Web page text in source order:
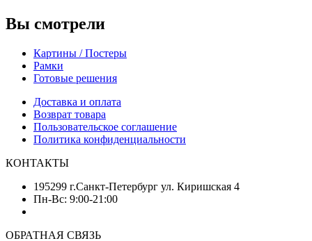
Вы смотрели
Картины / Постеры
Рамки
Готовые решения
Доставка и оплата
Возврат товара
Пользовательское соглашение
Политика конфиденциальности
КОНТАКТЫ
195299 г.Санкт-Петербург ул. Киришская 4
Пн-Вс: 9:00-21:00
ОБРАТНАЯ СВЯЗЬ